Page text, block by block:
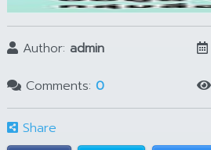
Author: admin
Comments: 0
Share